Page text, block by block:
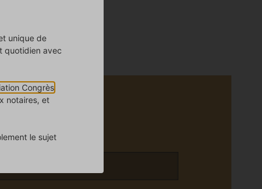
unique de
quotidien avec
Congrès
notaires, et
le sujet